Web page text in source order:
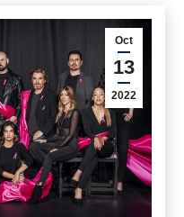
Oct
13
2022